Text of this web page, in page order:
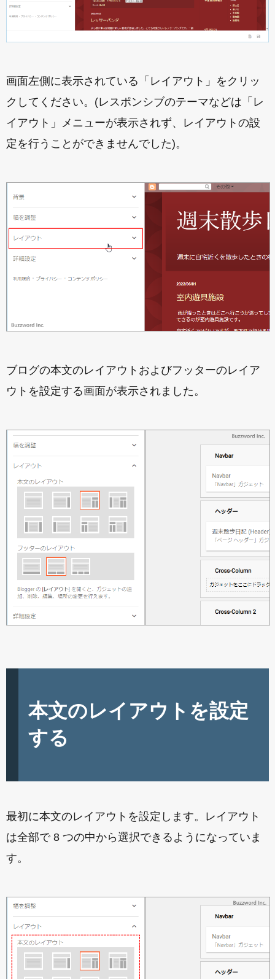
画面左側に表示されている「レイアウト」をクリッ
クしてください。(レスポンシブのテーマなどは「レ
イアウト」メニューが表示されず、レイアウトの設
定を行うことができませんでした)。
ブログの本文のレイアウトおよびフッターのレイア
ウトを設定する画面が表示されました。
本文のレイアウトを設定
する
最初に本文のレイアウトを設定します。レイアウト
は全部で 8 つの中から選択できるようになっていま
す。